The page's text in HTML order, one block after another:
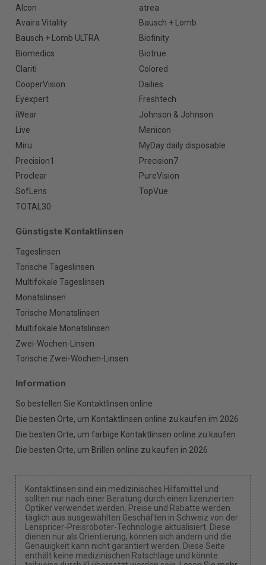
Alcon
atrea
Avaira Vitality
Bausch + Lomb
Bausch + Lomb ULTRA
Biofinity
Biomedics
Biotrue
Clariti
Colored
CooperVision
Dailies
Eyexpert
Freshtech
iWear
Johnson & Johnson
Live
Menicon
Miru
MyDay daily disposable
Precision1
Precision7
Proclear
PureVision
SofLens
TopVue
TOTAL30
Günstigste Kontaktlinsen
Tageslinsen
Torische Tageslinsen
Multifokale Tageslinsen
Monatslinsen
Torische Monatslinsen
Multifokale Monatslinsen
Zwei-Wochen-Linsen
Torische Zwei-Wochen-Linsen
Information
So bestellen Sie Kontaktlinsen online
Die besten Orte, um Kontaktlinsen online zu kaufen im 2026
Die besten Orte, um farbige Kontaktlinsen online zu kaufen
Die besten Orte, um Brillen online zu kaufen in 2026
Kontaktlinsen sind ein medizinisches Hilfsmittel und
sollten nur nach einer Beratung durch einen lizenzierten
Optiker verwendet werden. Preise und Rabatte werden
täglich aus ausgewählten Geschäften in Schweiz von der
Lenspricer-Preisroboter-Technologie aktualisiert. Diese
dienen nur als Orientierung, können sich ändern und die
Genauigkeit kann nicht garantiert werden. Diese Seite
enthält keine medizinischen Ratschläge und könnte